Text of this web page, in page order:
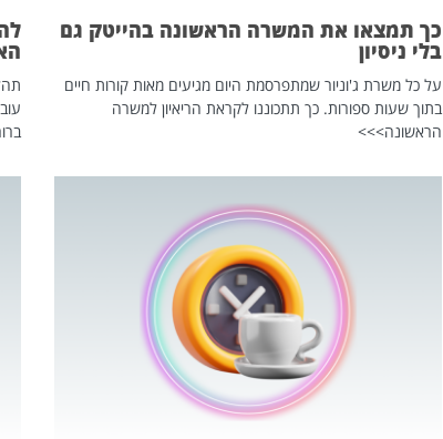
כך תמצאו את המשרה הראשונה בהייטק גם
בלי ניסיון
על כל משרת ג'וניור שמתפרסמת היום מגיעים מאות קורות חיים
בתוך שעות ספורות. כך תתכוננו לקראת הריאיון למשרה
הראשונה>>>